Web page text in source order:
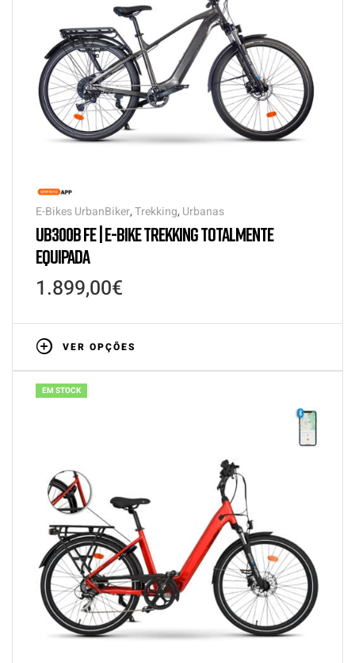
E-Bikes UrbanBiker,Trekking, Urbanas
UB300B FE | E-BIKE TREKKING TOTALMENTE
EQUIPADA
1.899,00€
VER OPÇÕES
EM STOCK